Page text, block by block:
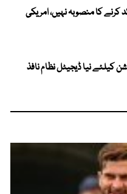
کرنے کا منصوبہ نہیں، امریکی
کیلئے نیا ڈیجیٹل نظام نافذ